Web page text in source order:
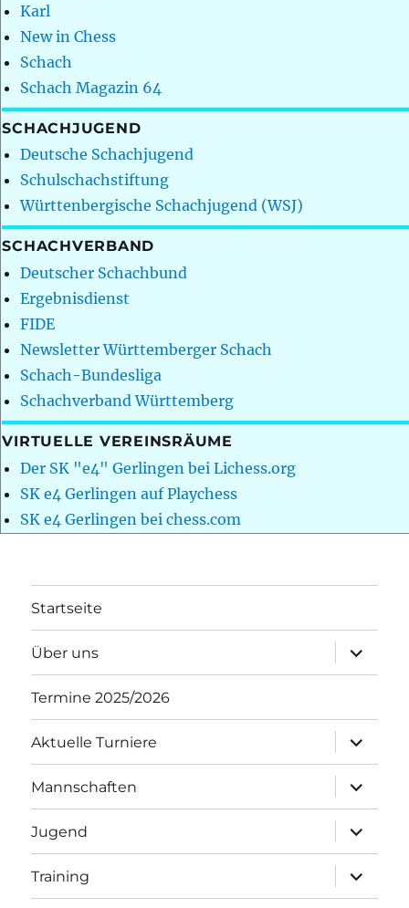
Karl
New in Chess
Schach
Schach Magazin 64
SCHACHJUGEND
Deutsche Schachjugend
Schulschachstiftung
Württenbergische Schachjugend (WSJ)
SCHACHVERBAND
Deutscher Schachbund
Ergebnisdienst
FIDE
Newsletter Württemberger Schach
Schach-Bundesliga
Schachverband Württemberg
VIRTUELLE VEREINSRÄUME
Der SK "e4" Gerlingen bei Lichess.org
SK e4 Gerlingen auf Playchess
SK e4 Gerlingen bei chess.com
Startseite
Über uns
öffnen
Termine 2025/2026
Aktuelle Turniere
öffnen
Mannschaften
öffnen
Jugend
öffnen
Training
öffnen